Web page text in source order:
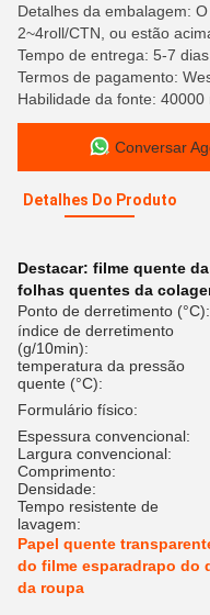
Detalhes da embalagem:
2~4roll/CTN, ou estão
Tempo de entrega: 5-7 dias
Termos de pagamento:
Habilidade da fonte:
Conversar
Detalhes Do Produto
Destacar: filme quente
folhas quentes da
Ponto de derretimento (°C):
índice de derretimento
(g/10min):
temperatura da pressão
quente (°C):
Formulário físico:
Espessura convencional:
Largura convencional:
Comprimento:
Densidade:
Tempo resistente de
lavagem:
Papel quente
do filme esparadrapo do
da roupa